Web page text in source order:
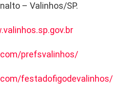
– Valinhos/SP.
prefsvalinhos/
festadofigodevalinhos/